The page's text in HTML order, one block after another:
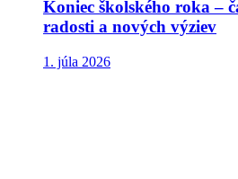
Koniec školského roka –
radosti a nových výziev
1. júla 2026